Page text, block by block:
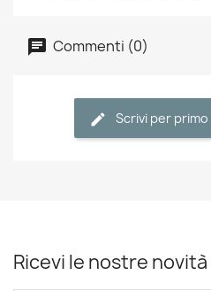
Commenti (0)
Scrivi per
Ricevi le nostre